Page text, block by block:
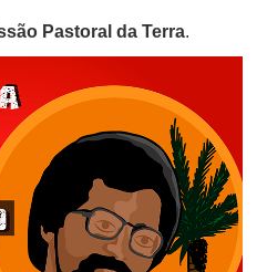
Pastoral da Terra.